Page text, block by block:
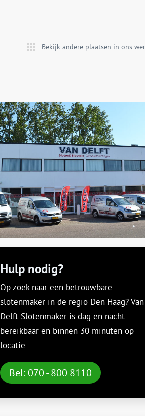
Bekijk andere plaatsen in ons
Hulp nodig?
Op zoek naar een betrouwbare
slotenmaker in de regio Den Haag? Van
Delft Slotenmaker is dag en nacht
bereikbaar en binnen 30 minuten op
locatie.
Bel: 070 - 800 8110